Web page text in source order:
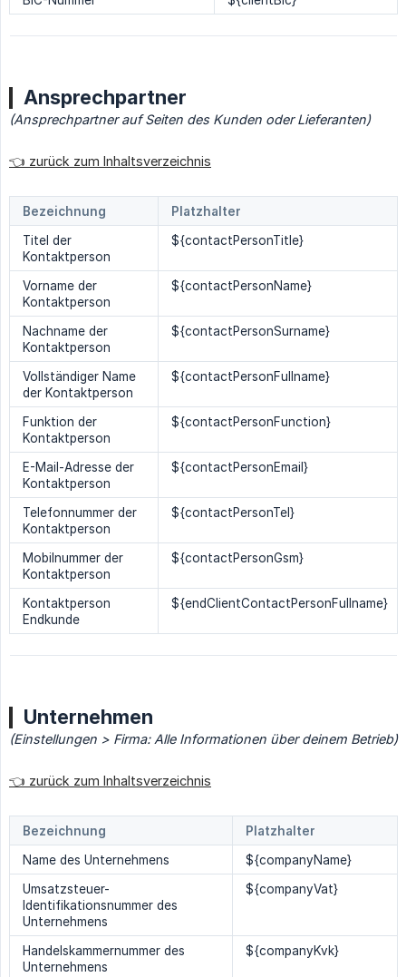
Ansprechpartner
(Ansprechpartner auf Seiten des Kunden oder Lieferanten)
👈 zurück zum Inhaltsverzeichnis
Bezeichnung
Platzhalter
Titel der
Kontaktperson
${contactPersonTitle}
Vorname der
Kontaktperson
${contactPersonName}
Nachname der
Kontaktperson
${contactPersonSurname}
Vollständiger Name
der Kontaktperson
${contactPersonFullname}
Funktion der
Kontaktperson
${contactPersonFunction}
E-Mail-Adresse der
Kontaktperson
${contactPersonEmail}
Telefonnummer der
Kontaktperson
${contactPersonTel}
Mobilnummer der
Kontaktperson
${contactPersonGsm}
Kontaktperson
Endkunde
${endClientContactPersonFullname}
Unternehmen
(Einstellungen > Firma: Alle Informationen über deinem Betrieb)
👈 zurück zum Inhaltsverzeichnis
Bezeichnung
Platzhalter
Name des Unternehmens
${companyName}
Umsatzsteuer-
Identifikationsnummer des
Unternehmens
${companyVat}
Handelskammernummer des
Unternehmens
${companyKvk}